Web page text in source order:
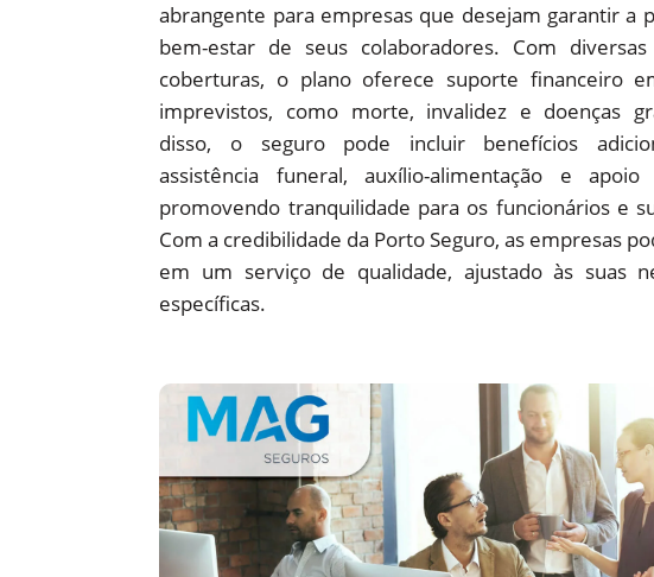
abrangente para empresas que desejam garantir a
bem-estar de seus colaboradores. Com
coberturas, o plano oferece suporte financeiro
imprevistos, como morte, invalidez e doenças
disso, o seguro pode incluir benefícios
assistência funeral, auxílio-alimentação e apoio
promovendo tranquilidade para os funcionários e
Com a credibilidade da Porto Seguro, as empresas
em um serviço de qualidade, ajustado às suas
específicas.